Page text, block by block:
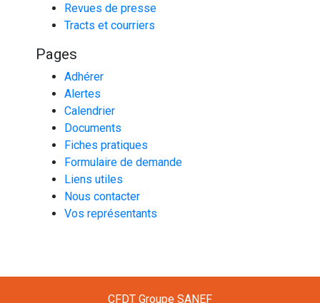
Revues de presse
Tracts et courriers
Pages
Adhérer
Alertes
Calendrier
Documents
Fiches pratiques
Formulaire de demande
Liens utiles
Nous contacter
Vos représentants
CFDT Groupe SANEF